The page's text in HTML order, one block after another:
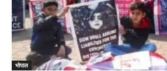
भोपाल